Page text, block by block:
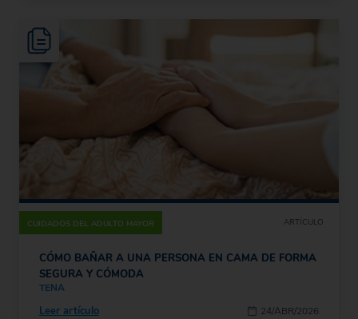
CUIDADOS DEL ADULTO MAYOR ARTÍCULO
CÓMO BAÑAR A UNA PERSONA EN CAMA DE FORMA
SEGURA Y CÓMODA
TENA
24/ABR/2026
Leer artículo